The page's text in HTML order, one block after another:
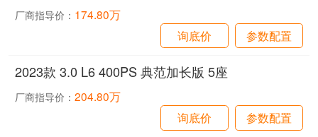
厂商指导价： 174.80万
询底价
参数配置
2023款 3.0 L6 400PS 典范加长版 5座
厂商指导价：204.80万
询底价
参数配置